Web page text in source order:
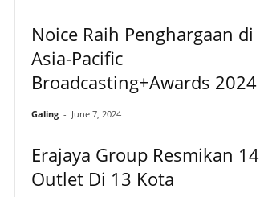
Noice Raih Penghargaan di
Asia-Pacific
Broadcasting+Awards 2024
Galing - June 7, 2024
Erajaya Group Resmikan 14
Outlet Di 13 Kota